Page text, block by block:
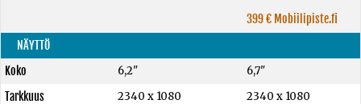
399 € Mobiilipiste.fi
NÄYTTÖ
Koko
6,2"
6,7"
Tarkkuus
2340 x 1080
2340 x 1080